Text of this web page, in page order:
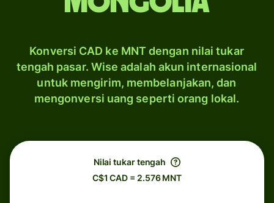
Konversi CAD ke MNT dengan nilai tukar
tengah pasar. Wise adalah akun internasional
untuk mengirim, membelanjakan, dan
mengonversi uang seperti orang lokal.
Nilai tukar tengah
C$1 CAD = 2.576 MNT